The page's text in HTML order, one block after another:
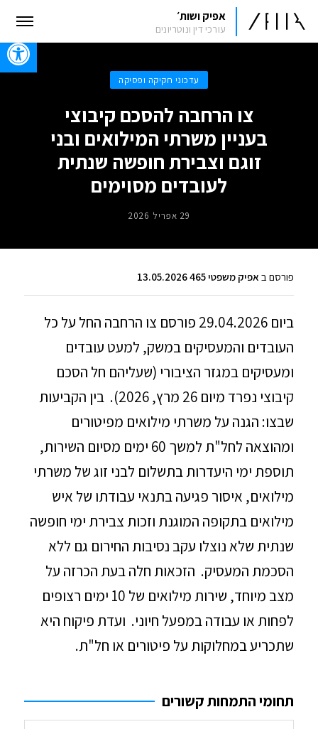
אפיק ושות׳
עורכי דין ונוטריונים
עדכוני חקיקה ופסיקה
צו הרחבה להסכם קיבוצי
בעניין משרתי המילואים ובני
זוגם וצבירת חופשה שנתית
לעובדים מסוימים
29 אפריל 2026
פורסם ב אפיק משפטי 465 13.05.2026
ביום 29.04.2026 פורסם צו הרחבה החל על כל
העובדים והמעסיקים במשק, למעט עובדים
ומעסיקים במגזר הציבורי (שעליהם חל הסכם
קיבוצי נפרד מיום 26 מרץ, 2026). בין הקביעות
שבצו: הגנה על משרתי מילואים מפיטורים
ומהוצאה לחל"ת למשך 60 ימים מסיום השירות,
תוספת ימי היעדרות בתשלום לבני זוג של משרתי
מילואים, איסור פגיעה בתנאי עבודתו של איש
מילואים בתקופה המוגנת וזכות צבירת ימי חופשה
שנתית שלא נוצלו עקב נסיבות החירום גם ללא
הסכמת המעסיק. הזכאות חלה בעת הכרזה על
מצב מיוחד, שירות מילואים של 10 ימים רצופים
לפחות או עבודה במפעל חיוני. ועדת פיקוח היא
שתכריע במחלוקות על פיטורים או חל"ת.
תחומי התמחות קשורים